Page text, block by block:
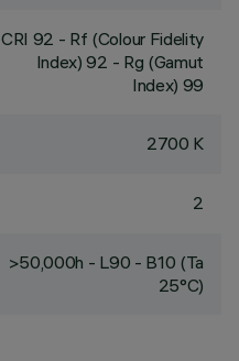
CRI 92 - Rf (Colour Fidelity
Index) 92 - Rg (Gamut
Index) 99
2700 K
2
>50,000h - L90 - B10 (Ta
25°C)